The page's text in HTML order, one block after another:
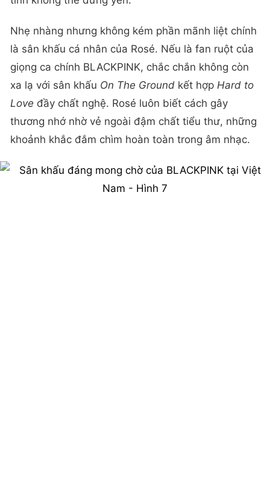
Nhẹ nhàng nhưng không kém phần mãnh liệt chính
là sân khấu cá nhân của Rosé. Nếu là fan ruột của
giọng ca chính BLACKPINK, chắc chắn không còn
xa lạ với sân khấu On The Ground kết hợp Hard to
Love đầy chất nghệ. Rosé luôn biết cách gây
thương nhớ nhờ vẻ ngoài đậm chất tiểu thư, những
khoảnh khắc đắm chìm hoàn toàn trong âm nhạc.